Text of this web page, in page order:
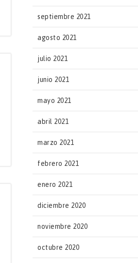
septiembre 2021
agosto 2021
julio 2021
junio 2021
mayo 2021
abril 2021
marzo 2021
febrero 2021
enero 2021
diciembre 2020
noviembre 2020
octubre 2020